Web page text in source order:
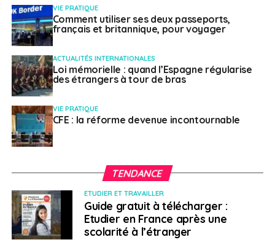
VIE PRATIQUE
Comment utiliser ses deux passeports,
français et britannique, pour voyager
ACTUALITÉS INTERNATIONALES
Loi mémorielle : quand l’Espagne régularise
des étrangers à tour de bras
VIE PRATIQUE
CFE : la réforme devenue incontournable
TENDANCE
ETUDIER ET TRAVAILLER
Guide gratuit à télécharger :
Etudier en France après une
scolarité à l’étranger